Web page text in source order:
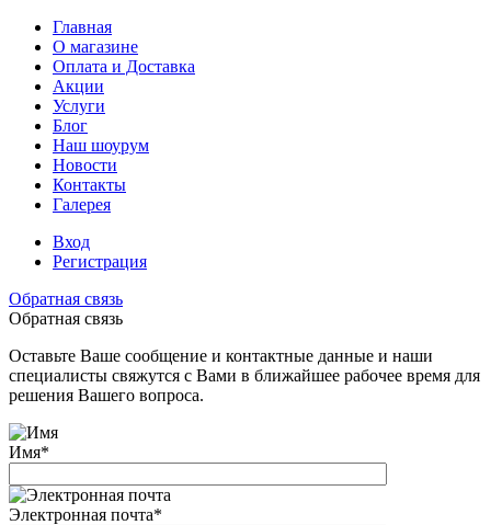
Главная
О магазине
Оплата и Доставка
Акции
Услуги
Блог
Наш шоурум
Новости
Контакты
Галерея
Вход
Регистрация
Обратная связь
Обратная связь
Оставьте Ваше сообщение и контактные данные и наши
специалисты свяжутся с Вами в ближайшее рабочее время для
решения Вашего вопроса.
Имя*
Электронная почта*